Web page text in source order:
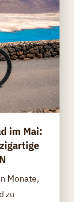
im Mai:
Monate,
zu